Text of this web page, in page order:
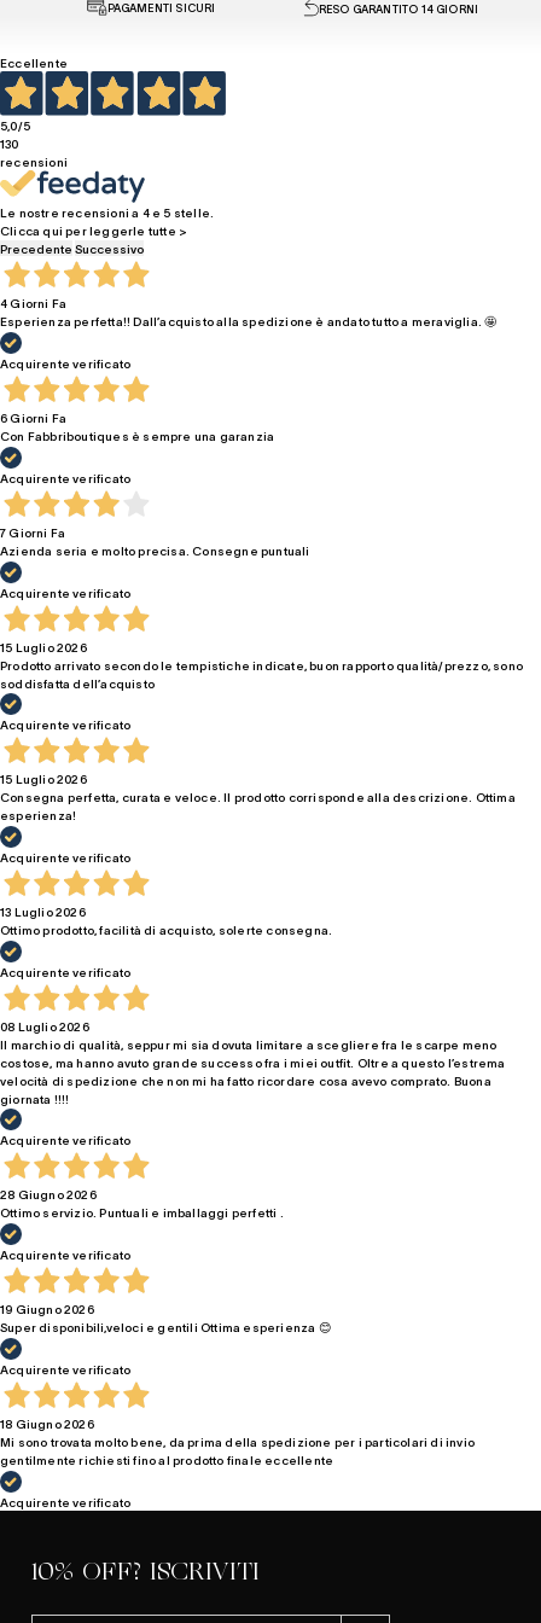
PAGAMENTI SICURI
RESO GARANTITO 14 GIORNI
Eccellente
5,0/5
130
recensioni
Le nostre recensioni a 4 e 5 stelle.
Clicca qui per leggerle tutte >
Precedente Successivo
4 Giorni Fa
Esperienza perfetta!! Dall’acquisto alla spedizione è andato tutto a meraviglia. 🤩
Acquirente verificato
6 Giorni Fa
Con Fabbriboutiques è sempre una garanzia
Acquirente verificato
7 Giorni Fa
Azienda seria e molto precisa. Consegne puntuali
Acquirente verificato
15 Luglio 2026
Prodotto arrivato secondo le tempistiche indicate, buon rapporto qualità/prezzo, sono
soddisfatta dell’acquisto
Acquirente verificato
15 Luglio 2026
Consegna perfetta, curata e veloce. Il prodotto corrisponde alla descrizione. Ottima
esperienza!
Acquirente verificato
13 Luglio 2026
Ottimo prodotto, facilità di acquisto, solerte consegna.
Acquirente verificato
08 Luglio 2026
Il marchio di qualità, seppur mi sia dovuta limitare a scegliere fra le scarpe meno
costose, ma hanno avuto grande successo fra i miei outfit. Oltre a questo l’estrema
velocità di spedizione che non mi ha fatto ricordare cosa avevo comprato. Buona
giornata !!!!
Acquirente verificato
28 Giugno 2026
Ottimo servizio. Puntuali e imballaggi perfetti .
Acquirente verificato
19 Giugno 2026
Super disponibili,veloci e gentili Ottima esperienza 😊
Acquirente verificato
18 Giugno 2026
Mi sono trovata molto bene, da prima della spedizione per i particolari di invio
gentilmente richiesti fino al prodotto finale eccellente
Acquirente verificato
10% OFF? ISCRIVITI